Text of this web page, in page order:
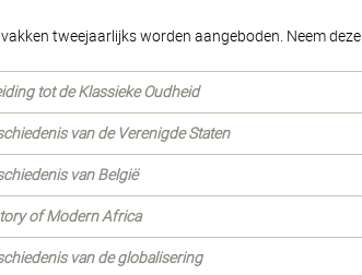
tweejaarlijks worden aangeboden. Neem
tot de Klassieke Oudheid
van de Verenigde Staten
van België
of Modern Africa
van de globalisering